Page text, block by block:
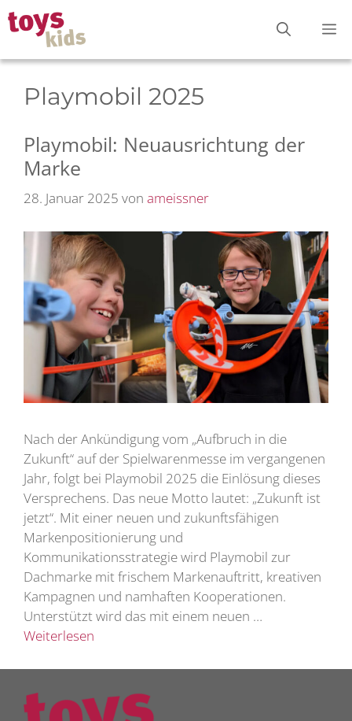
Zum
Inhalt
springen
Playmobil 2025
Playmobil: Neuausrichtung der
Marke
28. Januar 2025 von ameissner
Nach der Ankündigung vom „Aufbruch in die
Zukunft“ auf der Spielwarenmesse im vergangenen
Jahr, folgt bei Playmobil 2025 die Einlösung dieses
Versprechens. Das neue Motto lautet: „Zukunft ist
jetzt“. Mit einer neuen und zukunftsfähigen
Markenpositionierung und
Kommunikationsstrategie wird Playmobil zur
Dachmarke mit frischem Markenauftritt, kreativen
Kampagnen und namhaften Kooperationen.
Unterstützt wird das mit einem neuen …
Weiterlesen